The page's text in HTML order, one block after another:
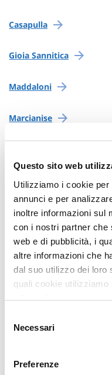
Questo sito web
Utilizziamo i cookie
annunci e per
inoltre informazioni sul
con i nostri partner che
web e di pubblicità, i
altre informazioni che
dal suo utilizzo dei loro
quali cookie utilizziamo
più su chi siamo, come
può trovare nel footer
delNecessari
Preferenze
Casapulla
Gioia Sannitica
Maddaloni
Marcianise
Pastorano
Napoli
Afragola
Casalnuovo Di Napoli